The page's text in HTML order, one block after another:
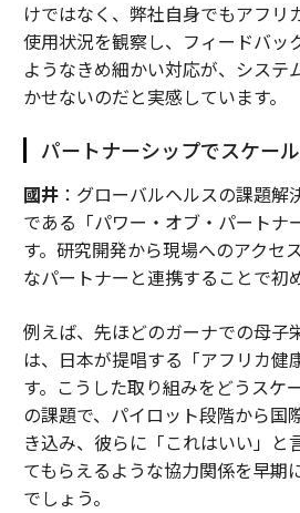
けではなく、弊社自身でもアフリ
使用状況を観察し、フィードバッ
ようなきめ細かい対応が、システ
かせないのだと実感しています。
パートナーシップでスケー
國井：グローバルヘルスの課題解
である「パワー・オブ・パートナ
す。研究開発から現場へのアクセ
なパートナーと連携することで初
例えば、先ほどのガーナでの母子
は、日本が提唱する「アフリカ健
す。こうした取り組みをどうスケ
の課題で、パイロット段階から国
き込み、彼らに「これはいい」と
てもらえるような協力関係を早期
でしょう。